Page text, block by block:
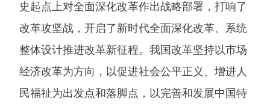
史起点上对全面深化改革作出战略部署，打响了
改革攻坚战，开启了新时代全面深化改革、系统
整体设计推进改革新征程。我国改革坚持以市场
经济改革为方向，以促进社会公平正义、增进人
民福祉为出发点和落脚点，以完善和发展中国特